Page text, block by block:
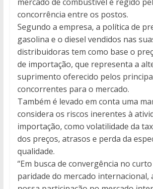
concorrência entre os postos.
Segundo a empresa, a política de
gasolina e o diesel vendidos nas
distribuidoras tem como base o
de importação, que representa a
suprimento oferecido pelos
concorrentes para o mercado.
Também é levado em conta uma
considera os riscos inerentes à
importação, como volatilidade da
dos preços, atrasos e perda da
qualidade.
“Em busca de convergência no
paridade do mercado internacional,